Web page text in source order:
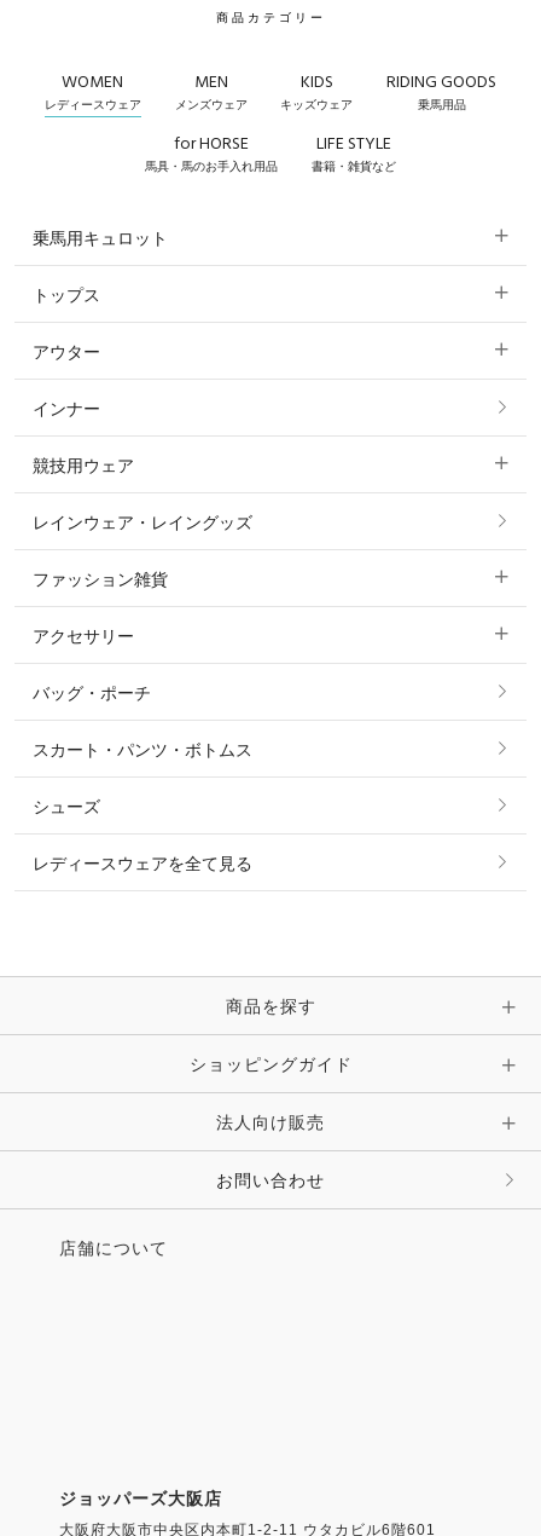
商品カテゴリー
WOMEN
レディースウェア
MEN
メンズウェア
KIDS
キッズウェア
RIDING GOODS
乗馬用品
for HORSE
馬具・馬のお手入れ用品
LIFE STYLE
書籍・雑貨など
乗馬用キュロット
すべてのキュロット
フルグリップ・尻革 キュロット
ニーグリップ・膝革 キュロット
トップス
すべてのトップス
ポロシャツ
カットソー・Tシャツ・タンクトップ
ニット・セーター
シャツ・ブラウス・ワンピース
アウター
すべてのアウター
コート
ジャケット・ブルゾン
インナー
競技用ウェア
すべての競技用ウェア
ショージャケット
ショーシャツ
レインウェア・レイングッズ
ファッション雑貨
すべてのファッション雑貨
ソックス
ベルト
時計・財布・キーケース・革小物
キーホルダー・チャーム・ストラップ
その他 ファッション雑貨
アクセサリー
すべてのアクセサリー
リング
ピアス・イヤリング
ピン・ブローチ・コサージュ
その他 アクセサリー
バッグ・ポーチ
スカート・パンツ・ボトムス
シューズ
レディースウェアを全て見る
商品を探す
ショッピングガイド
法人向け販売
お問い合わせ
店舗について
ジョッパーズ大阪店
大阪府大阪市中央区内本町1-2-11 ウタカビル6階601